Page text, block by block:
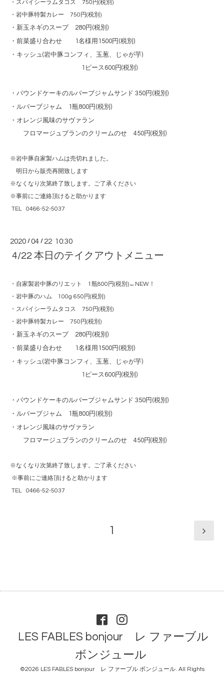
・スパイシーラムタコス 750円(税別)
・岩中豚特製カレー 750円(税別)
・新玉ネギのスープ 280円(税別)
・前菜盛り合わせ 1名様用1500円(税別)
・キッシュ(岩中豚コンフィ、玉葱、じゃが芋)
1ピース600円(税別)
・パウンドケーキのルバーブジャムサンド 350円(税別)
・ルバーブジャム 1瓶800円(税別)
・オレンジ風味のサヴァラン
フロマージュブランのクリームのせ 450円(税別)
※岩中豚自家製ハムは売切れました。
明日から販売再開致します
※なくなり次第終了致します。ご了承ください
※事前にご連絡頂けると助かります
TEL 0466-52-5037
2020 /04 / 22 10:30
4/22 本日のテイクアウトメニュー
・自家製岩中豚のリエット 1瓶800円(税別)←NEW！
・岩中豚のハム 100g 650円(税別)
・スパイシーラムタコス 750円(税別)
・岩中豚特製カレー 750円(税別)
・新玉ネギのスープ 280円(税別)
・前菜盛り合わせ 1名様用1500円(税別)
・キッシュ(岩中豚コンフィ、玉葱、じゃが芋)
1ピース600円(税別)
・パウンドケーキのルバーブジャムサンド 350円(税別)
・ルバーブジャム 1瓶800円(税別)
・オレンジ風味のサヴァラン
フロマージュブランのクリームのせ 450円(税別)
※なくなり次第終了致します。ご了承ください
※事前にご連絡頂けると助かります
TEL 0466-52-5037
1
LES FABLES bonjour レ ファーブル
ボンジュール
©2026 LES FABLES bonjour レ ファーブル ボンジュール. All Rights